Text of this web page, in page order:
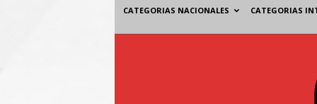
CATEGORIAS NACIONALES CATEGORIAS